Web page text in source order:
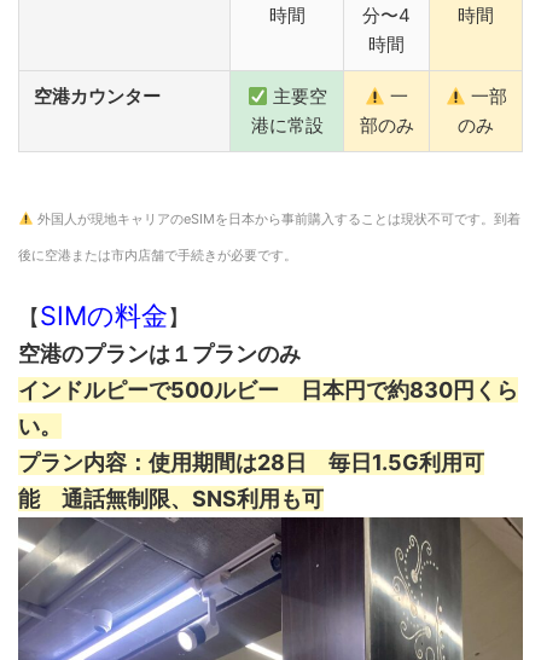
時間
分〜4
時間
時間
空港カウンター
主要空
港に常設
一
部のみ
一部
のみ
外国人が現地キャリアのeSIMを日本から事前購入することは現状不可です。到着
後に空港または市内店舗で手続きが必要です。
【SIMの料金】
空港のプランは１プランのみ
インドルピーで500ルビー 日本円で約830円くら
い。
プラン内容：使用期間は28日 毎日1.5G利用可
能 通話無制限、SNS利用も可